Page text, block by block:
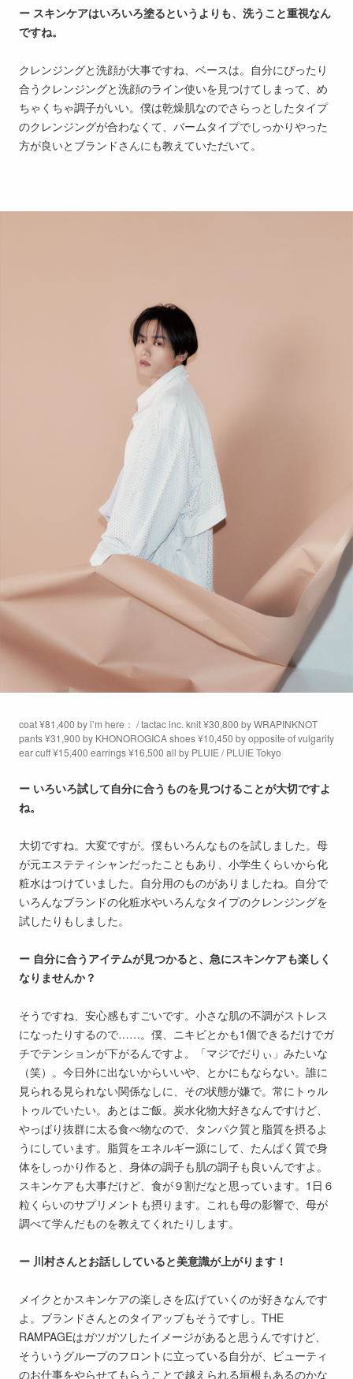
ー スキンケアはいろいろ塗るというよりも、洗うこと重視なん
ですね。
クレンジングと洗顔が大事ですね、ベースは。自分にぴったり
合うクレンジングと洗顔のライン使いを見つけてしまって、め
ちゃくちゃ調子がいい。僕は乾燥肌なのでさらっとしたタイプ
のクレンジングが合わなくて、バームタイプでしっかりやった
方が良いとブランドさんにも教えていただいて。
coat ¥81,400 by i’m here： / tactac inc. knit ¥30,800 by WRAPINKNOT
pants ¥31,900 by KHONOROGICA shoes ¥10,450 by opposite of vulgarity
ear cuff ¥15,400 earrings ¥16,500 all by PLUIE / PLUIE Tokyo
ー いろいろ試して自分に合うものを見つけることが大切ですよ
ね。
大切ですね。大変ですが。僕もいろんなものを試しました。母
が元エステティシャンだったこともあり、小学生くらいから化
粧水はつけていました。自分用のものがありましたね。自分で
いろんなブランドの化粧水やいろんなタイプのクレンジングを
試したりもしました。
ー 自分に合うアイテムが見つかると、急にスキンケアも楽しく
なりませんか？
そうですね、安心感もすごいです。小さな肌の不調がストレス
になったりするので……。僕、ニキビとかも1個できるだけでガ
チでテンションが下がるんですよ。「マジでだりぃ」みたいな
（笑）。今日外に出ないからいいや、とかにもならない。誰に
見られる見られない関係なしに、その状態が嫌で。常にトゥル
トゥルでいたい。あとはご飯。炭水化物大好きなんですけど、
やっぱり抜群に太る食べ物なので、タンパク質と脂質を摂るよ
うにしています。脂質をエネルギー源にして、たんぱく質で身
体をしっかり作ると、身体の調子も肌の調子も良いんですよ。
スキンケアも大事だけど、食が９割だなと思っています。1日６
粒くらいのサプリメントも摂ります。これも母の影響で、母が
調べて学んだものを教えてくれたりします。
ー 川村さんとお話ししていると美意識が上がります！
メイクとかスキンケアの楽しさを広げていくのが好きなんです
よ。ブランドさんとのタイアップもそうですし。THE
RAMPAGEはガツガツしたイメージがあると思うんですけど、
そういうグループのフロントに立っている自分が、ビューティ
のお仕事をやらせてもらうことで越えられる垣根もあるのかな